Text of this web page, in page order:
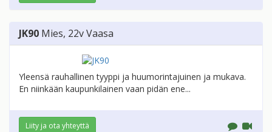
JK90 Mies, 22vVaasa
Yleensä rauhallinen tyyppi ja huumorintajuinen ja mukava.
En niinkään kaupunkilainen vaan pidän ene...
Liity ja ota yhteyttä